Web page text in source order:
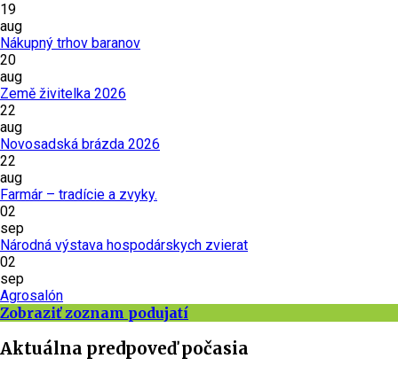
19
aug
Nákupný trhov baranov
20
aug
Země živitelka 2026
22
aug
Novosadská brázda 2026
22
aug
Farmár – tradície a zvyky.
02
sep
Národná výstava hospodárskych zvierat
02
sep
Agrosalón
Zobraziť zoznam podujatí
Aktuálna predpoveď počasia